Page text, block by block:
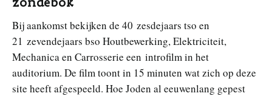
Bij aankomst bekijken de 40 zesdejaars tso en
21 zevendejaars bso Houtbewerking, Elektriciteit,
Mechanica en Carrosserie een introfilm in het
auditorium. De film toont in 15 minuten wat zich op deze
site heeft afgespeeld. Hoe Joden al eeuwenlang gepest